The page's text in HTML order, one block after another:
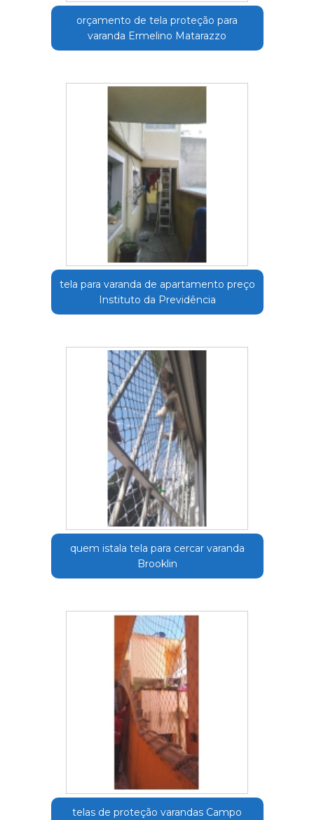
orçamento de tela proteção para
varanda Ermelino Matarazzo
tela para varanda de apartamento preço
Instituto da Previdência
quem istala tela para cercar varanda
Brooklin
telas de proteção varandas Campo